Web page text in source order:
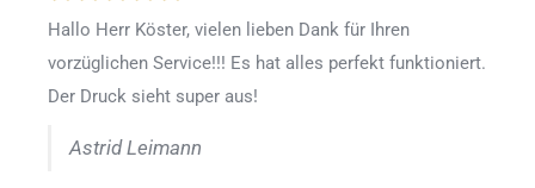
Hallo Herr Köster, vielen lieben Dank für Ihren
vorzüglichen Service!!! Es hat alles perfekt funktioniert.
Der Druck sieht super aus!
Astrid Leimann